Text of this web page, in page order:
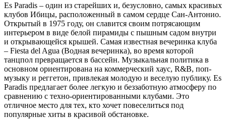
Es Paradis – один из старейших и, безусловно, самых красивых
клубов Ибицы, расположенный в самом сердце Сан-Антонио.
Открытый в 1975 году, он славится своим потрясающим
интерьером в виде белой пирамиды с пышным садом внутри
и открывающейся крышей. Самая известная вечеринка клуба
– Fiesta del Agua (Водная вечеринка), во время которой
танцпол превращается в бассейн. Музыкальная политика в
основном ориентирована на коммерческий хаус, R&B, поп-
музыку и реггетон, привлекая молодую и веселую публику. Es
Paradis предлагает более легкую и беззаботную атмосферу по
сравнению с техно-ориентированными клубами. Это
отличное место для тех, кто хочет повеселиться под
популярные хиты в красивой обстановке.